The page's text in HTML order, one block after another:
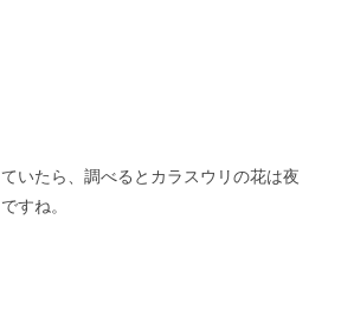
いたら、調べるとカラスウリの花は夜
すね。